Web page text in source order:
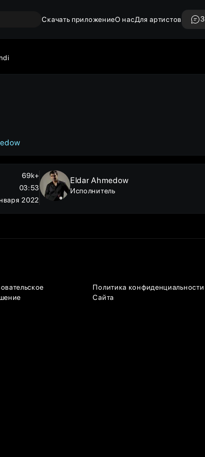
Скачать приложениеО насДля артистов
69k+
03:53
2022
Eldar Ahmedow
Исполнитель
Политика конфиденциальности
Сайта